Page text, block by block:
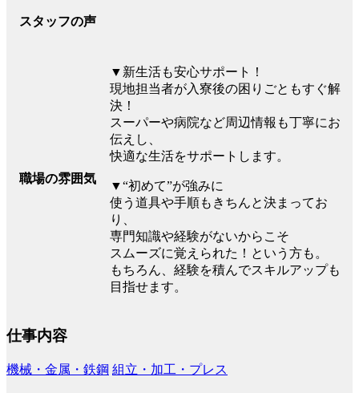
スタッフの声
職場の雰囲気
▼新生活も安心サポート！
現地担当者が入寮後の困りごともすぐ解
決！
スーパーや病院など周辺情報も丁寧にお
伝えし、
快適な生活をサポートします。
▼“初めて”が強みに
使う道具や手順もきちんと決まってお
り、
専門知識や経験がないからこそ
スムーズに覚えられた！という方も。
もちろん、経験を積んでスキルアップも
目指せます。
仕事内容
機械・金属・鉄鋼 組立・加工・プレス